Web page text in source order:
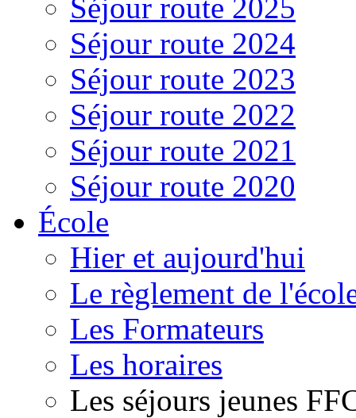
Séjour route 2025
Séjour route 2024
Séjour route 2023
Séjour route 2022
Séjour route 2021
Séjour route 2020
École
Hier et aujourd'hui
Le règlement de
Les Formateurs
Les horaires
Les séjours jeunes